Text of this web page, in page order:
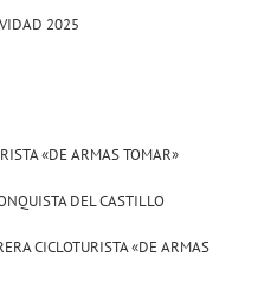
2025
«DE ARMAS TOMAR»
DEL CASTILLO
CICLOTURISTA «DE ARMAS